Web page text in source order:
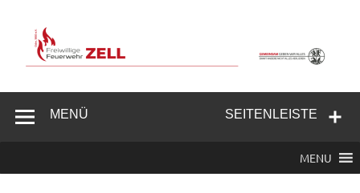
springen
Feuerwehr
SEITENLEISTE
MENÜ
MENU